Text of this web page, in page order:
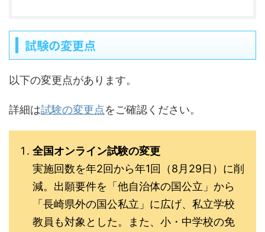
試験の変更点
以下の変更点があります。
詳細は試験の変更点をご確認ください。
全国オンライン試験の変更
実施回数を年2回から年1回（8月29日）に削
減。出願要件を「他自治体の国公立」から
「長崎県外の国公私立」に広げ、私立学校
教員も対象とした。また、小・中学校の免